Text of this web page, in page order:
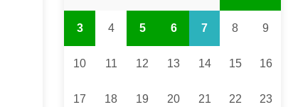
3 4 5 6 7 8 9
10 11 12 13 14 15 16
17 18 19 20 21 22 23